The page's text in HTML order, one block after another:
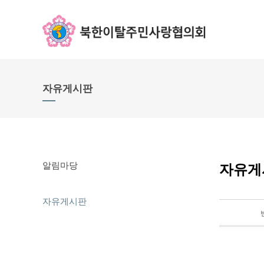
자유게시판
알림마당
자유게시판
자유